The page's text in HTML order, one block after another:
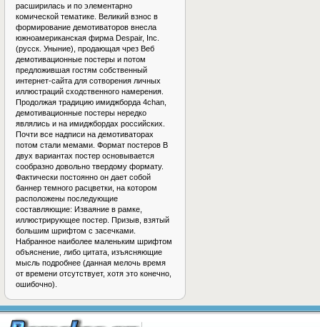
расширилась и по элементарно
комической тематике. Великий взнос в
формирование демотиваторов внесла
южноамериканская фирма Despair, Inc.
(русск. Уныние), продающая чрез Веб
демотивационные постеры и потом
предложившая гостям собственный
интернет-сайта для сотворения личных
иллюстраций сходственного намерения.
Продолжая традицию имиджборда 4chan,
демотивационные постеры нередко
являлись и на имиджбордах российских.
Почти все надписи на демотиваторах
потом стали мемами. Формат постеров В
двух вариантах постер основывается
сообразно довольно твердому формату.
Фактически постоянно он дает собой
баннер темного расцветки, на котором
расположены последующие
составляющие: Изваяние в рамке,
иллюстрирующее постер. Призыв, взятый
большим шрифтом с засечками.
Набранное наиболее маленьким шрифтом
объяснение, либо цитата, изъясняющие
мысль подробнее (данная мелочь время
от времени отсутствует, хотя это конечно,
ошибочно).